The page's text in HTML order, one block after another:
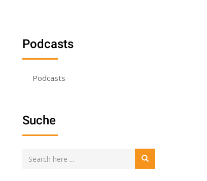
Podcasts
Podcasts
Suche